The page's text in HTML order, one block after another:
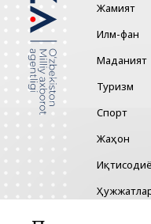
Жамият
Илм-фан
Маданият
Туризм
Спорт
Жаҳон